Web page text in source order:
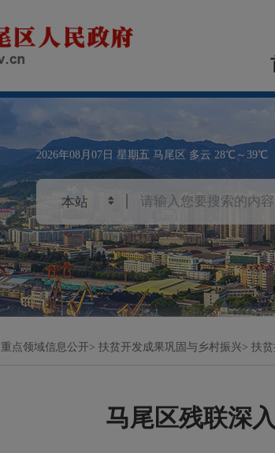
2026年08月07日 星期五 马尾区 多云 28℃～39℃
重点领域信息公开 扶贫开发成果巩固与乡村振兴 扶贫
马尾区残联深